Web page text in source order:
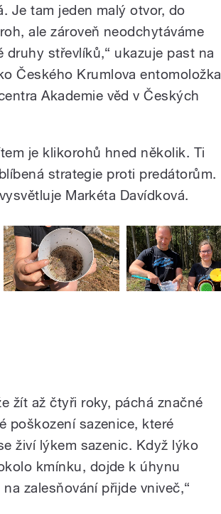
Je tam jeden malý otvor, do
ale zároveň neodchytáváme
druhy střevlíků,“ ukazuje past na
Českého Krumlova entomoložka
Akademie věd v Českých
je klikorohů hned několik. Ti
strategie proti predátorům.
Markéta Davídková.
žít až čtyři roky, páchá značné
poškození sazenice, které
živí lýkem sazenic. Když lýko
kmínku, dojde k úhynu
zalesňování přijde vniveč,“